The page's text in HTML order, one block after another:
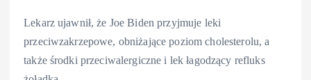
Lekarz ujawnił, że Joe Biden przyjmuje leki
przeciwzakrzepowe, obniżające poziom cholesterolu, a
także środki przeciwalergiczne i lek łagodzący refluks